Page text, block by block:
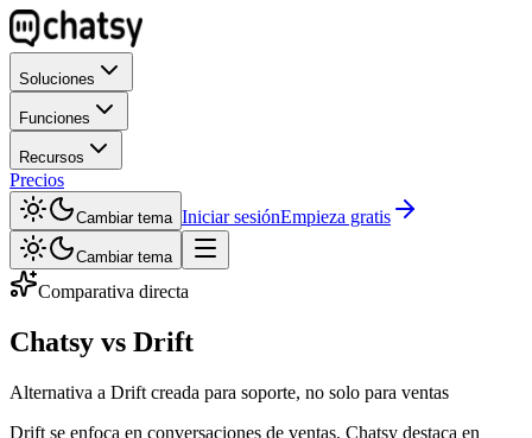
Soluciones
Funciones
Recursos
Precios
Cambiar tema Iniciar sesiónEmpieza gratis
Cambiar tema
Comparativa directa
Chatsy vs Drift
Alternativa a Drift creada para soporte, no solo para ventas
Drift se enfoca en conversaciones de ventas. Chatsy destaca en